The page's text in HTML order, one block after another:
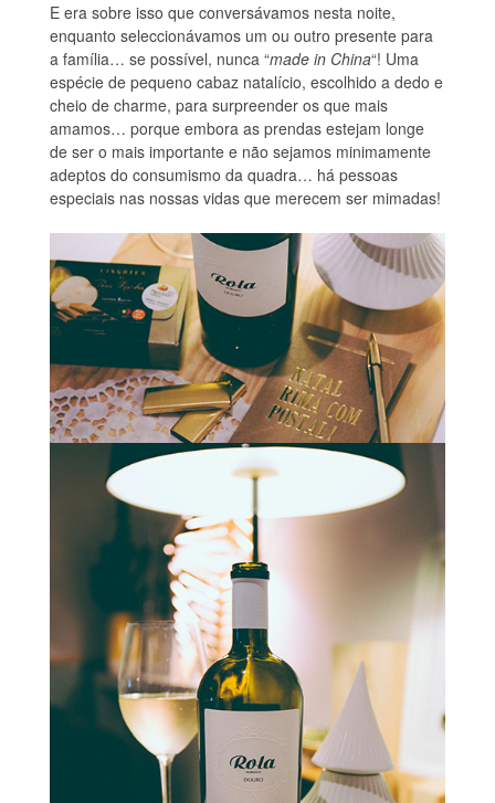
E era sobre isso que conversávamos nesta noite,
enquanto seleccionávamos um ou outro presente para
a família… se possível, nunca “made in China“! Uma
espécie de pequeno cabaz natalício, escolhido a dedo e
cheio de charme, para surpreender os que mais
amamos… porque embora as prendas estejam longe
de ser o mais importante e não sejamos minimamente
adeptos do consumismo da quadra… há pessoas
especiais nas nossas vidas que merecem ser mimadas!